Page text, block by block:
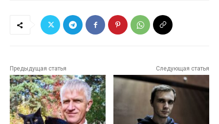
Предыдущая статья Следующая статья